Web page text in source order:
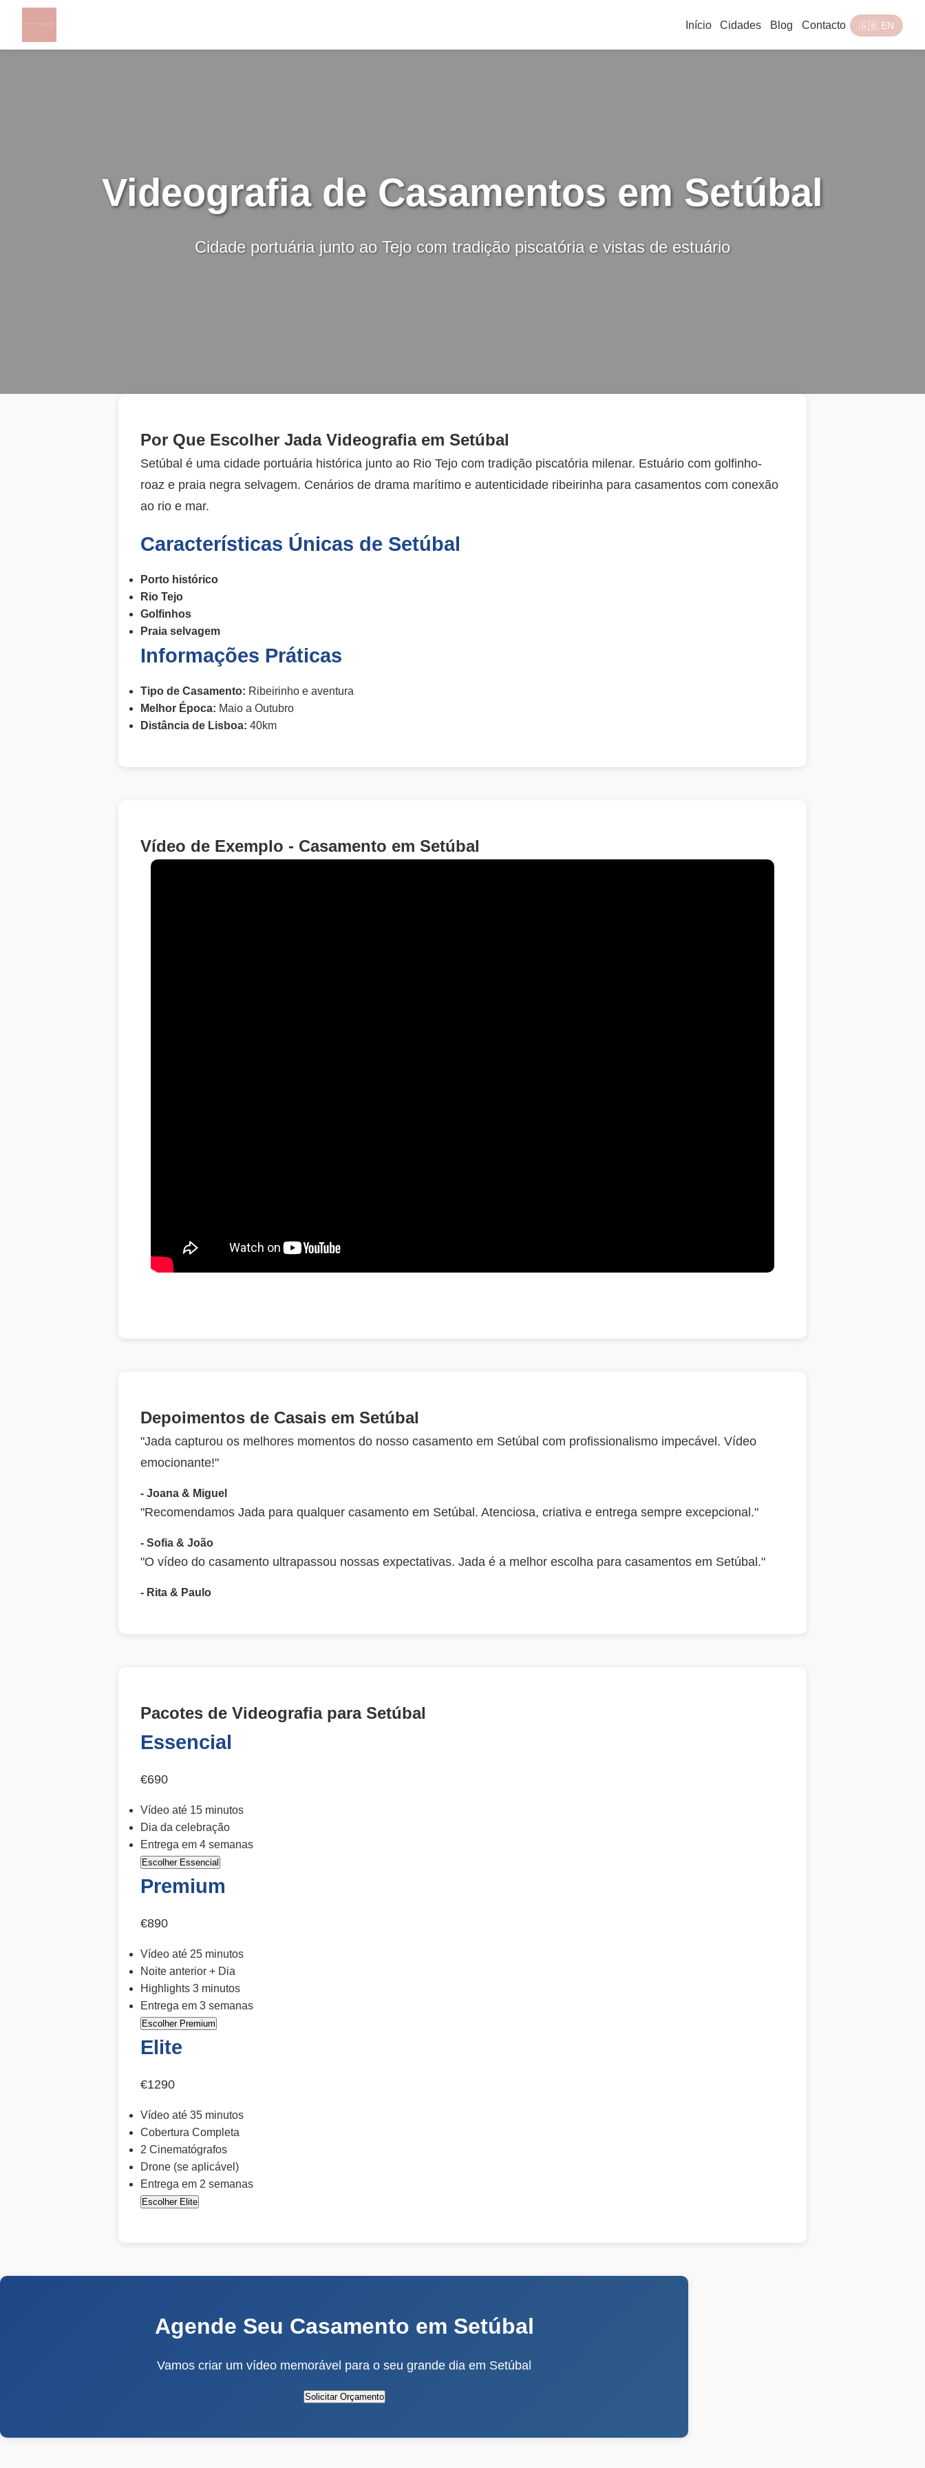
Início Cidades Blog Contacto 🇬🇧 EN
Videografia de Casamentos em Setúbal
Cidade portuária junto ao Tejo com tradição piscatória e vistas de estuário
Por Que Escolher Jada Videografia em Setúbal
Setúbal é uma cidade portuária histórica junto ao Rio Tejo com tradição piscatória milenar. Estuário com golfinho-
roaz e praia negra selvagem. Cenários de drama marítimo e autenticidade ribeirinha para casamentos com conexão
ao rio e mar.
Características Únicas de Setúbal
Porto histórico
Rio Tejo
Golfinhos
Praia selvagem
Informações Práticas
Tipo de Casamento: Ribeirinho e aventura
Melhor Época: Maio a Outubro
Distância de Lisboa: 40km
Vídeo de Exemplo - Casamento em Setúbal
Depoimentos de Casais em Setúbal
"Jada capturou os melhores momentos do nosso casamento em Setúbal com profissionalismo impecável. Vídeo
emocionante!"
- Joana & Miguel
"Recomendamos Jada para qualquer casamento em Setúbal. Atenciosa, criativa e entrega sempre excepcional."
- Sofia & João
"O vídeo do casamento ultrapassou nossas expectativas. Jada é a melhor escolha para casamentos em Setúbal."
- Rita & Paulo
Pacotes de Videografia para Setúbal
Essencial
€690
Vídeo até 15 minutos
Dia da celebração
Entrega em 4 semanas
Escolher Essencial
Premium
€890
Vídeo até 25 minutos
Noite anterior + Dia
Highlights 3 minutos
Entrega em 3 semanas
Escolher Premium
Elite
€1290
Vídeo até 35 minutos
Cobertura Completa
2 Cinematógrafos
Drone (se aplicável)
Entrega em 2 semanas
Escolher Elite
Agende Seu Casamento em Setúbal
Vamos criar um vídeo memorável para o seu grande dia em Setúbal
Solicitar Orçamento